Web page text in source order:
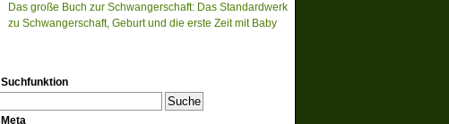
Das große Buch zur Schwangerschaft: Das Standardwerk
zu Schwangerschaft, Geburt und die erste Zeit mit Baby
Suchfunktion
Meta